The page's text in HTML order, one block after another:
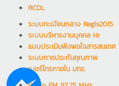
RCDL
ระบบทะเบียนกลาง Regis2015
ระบบบริหารงานบุคคล Hr
แบบประเมินพึงพอใจสารสนเทศ
ระบบการประกันคุณภาพ
เบอร์โทรภายใน มทร.